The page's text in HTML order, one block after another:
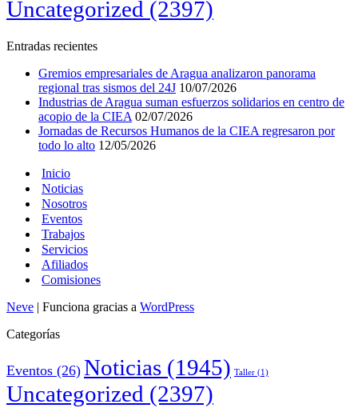
Uncategorized (2397)
Entradas recientes
Gremios empresariales de Aragua analizaron panorama
regional tras sismos del 24J 10/07/2026
Industrias de Aragua suman esfuerzos solidarios en centro de
acopio de la CIEA 02/07/2026
Jornadas de Recursos Humanos de la CIEA regresaron por
todo lo alto 12/05/2026
Inicio
Noticias
Nosotros
Eventos
Trabajos
Servicios
Afiliados
Comisiones
Neve | Funciona gracias a WordPress
Categorías
Eventos (26) Noticias (1945) Taller (1)
Uncategorized (2397)